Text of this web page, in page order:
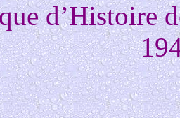
d’Histoire